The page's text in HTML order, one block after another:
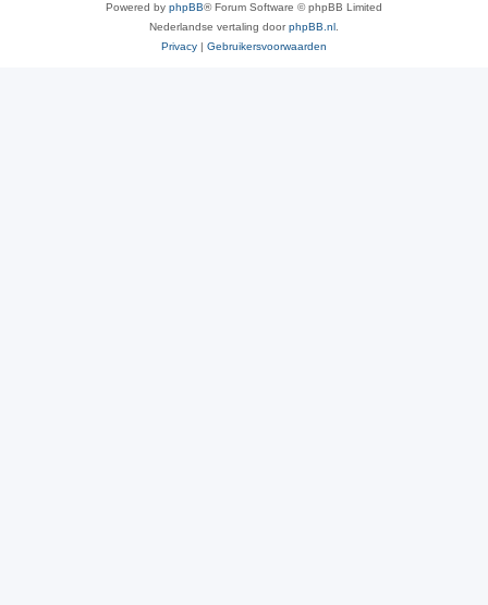
Powered by phpBB® Forum Software © phpBB Limited
Nederlandse vertaling doorphpBB.nl
Privacy | Gebruikersvoorwaarden